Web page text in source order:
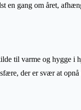
en gang om året,
til varme og hygge i
der er svær at opnå